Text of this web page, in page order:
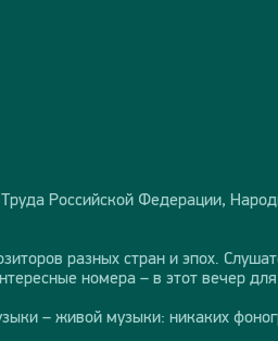
Российской Федерации,
разных стран и эпох.
номера – в этот вечер
– живой музыки: никаких